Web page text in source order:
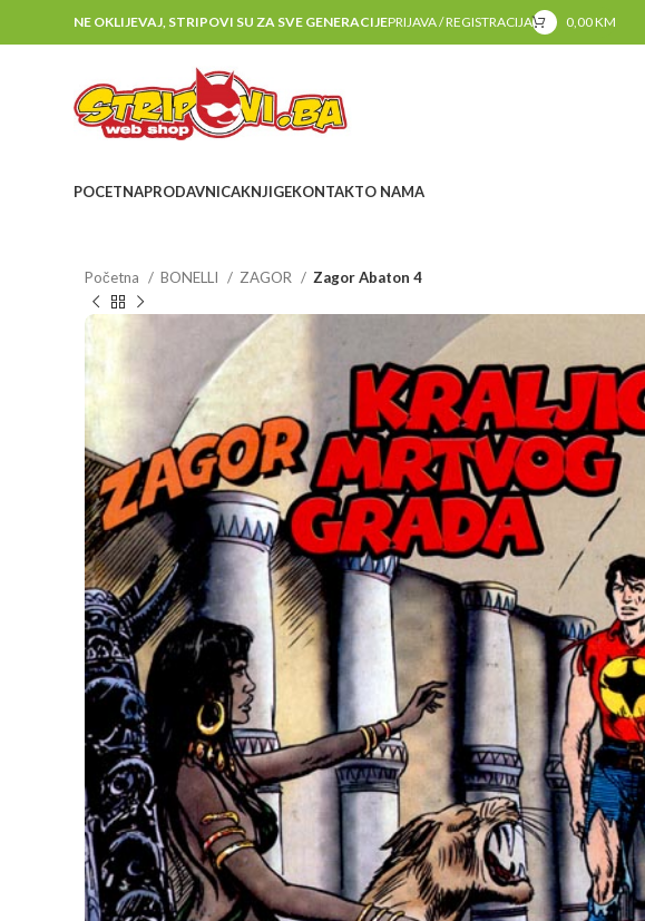
NE OKLIJEVAJ, STRIPOVI SU ZA SVE GENERACIJEPRIJAVA / REGISTRACIJA 0,00KM
POCETNAPRODAVNICAKNJIGEKONTAKTO NAMA
Početna BONELLI ZAGOR Zagor Abaton 4